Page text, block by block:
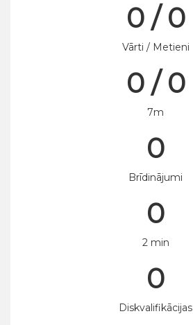
0 / 0
Vārti / Metieni
0 / 0
7m
0
Brīdinājumi
0
2 min
0
Diskvalifikācijas